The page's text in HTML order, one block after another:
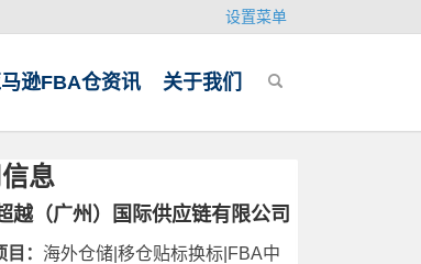
设置菜单
逊FBA仓资讯 关于我们
息
越（广州）国际供应链有限公司
： 海外仓储|移仓贴标换标|FBA中